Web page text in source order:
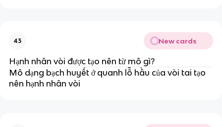
43 New cards
Hạnh nhân vòi được tạo nên từ mô gì?
Mô dạng bạch huyết ở quanh lỗ hầu của vòi tai tạo
nên hạnh nhân vòi